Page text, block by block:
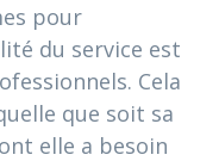
pour
du service est
Cela
que soit sa
elle a besoin